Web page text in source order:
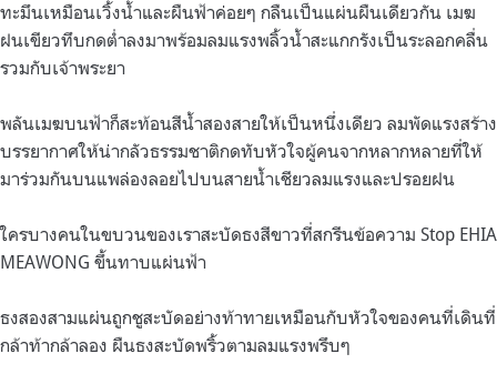
ทะมึนเหมือนเวิ้งน้ำและผืนฟ้าค่อยๆ กลืนเป็นแผ่นผืนเดียวกัน เมฆ
ฝนเขียวทึบกดต่ำลงมาพร้อมลมแรงพลิ้วน้ำสะแกกรังเป็นระลอกคลื่น
รวมกับเจ้าพระยา
พลันเมฆบนฟ้าก็สะท้อนสีน้ำสองสายให้เป็นหนึ่งเดียว ลมพัดแรงสร้าง
บรรยากาศให้น่ากลัวธรรมชาติกดทับหัวใจผู้คนจากหลากหลายที่ให้
มาร่วมกันบนแพล่องลอยไปบนสายน้ำเชียวลมแรงและปรอยฝน
ใครบางคนในขบวนของเราสะบัดธงสีขาวที่สกรีนข้อความ Stop EHIA
MEAWONG ขึ้นทาบแผ่นฟ้า
ธงสองสามแผ่นถูกชูสะบัดอย่างท้าทายเหมือนกับหัวใจของคนที่เดินที่
กล้าท้ากล้าลอง ผืนธงสะบัดพริ้วตามลมแรงพรึบๆ